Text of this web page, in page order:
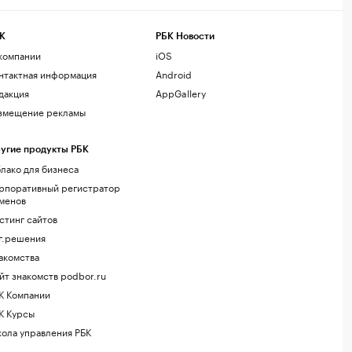
информация
рекламы
продукты РБК
для бизнеса
регистратор
сайтов
знакомств podbor.ru
Компании
Курсы
управления РБК
РБК Новости
iOS
Android
AppGallery